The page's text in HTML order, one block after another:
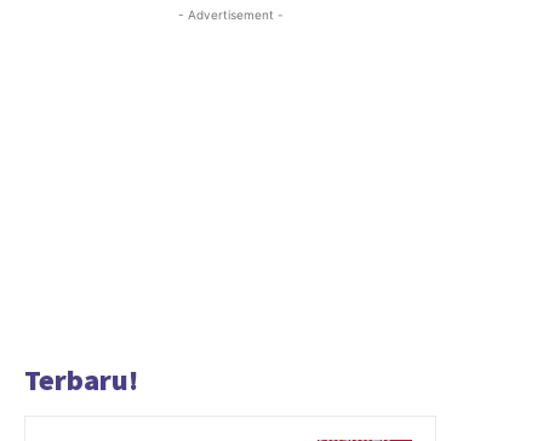
- Advertisement -
Terbaru!